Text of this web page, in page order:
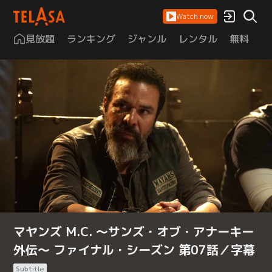
Watch now
見放題 ランキング ジャンル レンタル 無料
マヤンズ M.C. ～サンズ・オブ・アナーキー
外伝～ ファイナル・シーズン 第07話／字幕
Subtitle